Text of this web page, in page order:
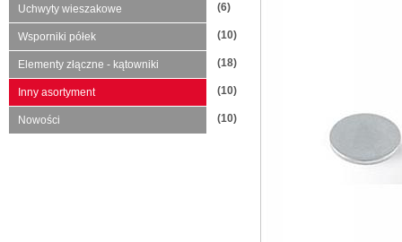
Uchwyty wieszakowe (6)
Wsporniki półek (10)
Elementy złączne - kątowniki (18)
Inny asortyment (10)
Nowości (10)